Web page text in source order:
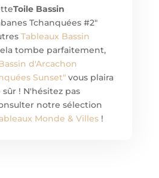
Toile Bassin
Tchanquées #2"
Tableaux Bassin
tombe parfaitement,
d'Arcachon
Sunset"vous plaira
sûr ! N'hésitez pas
notre sélection
Monde & Villes!